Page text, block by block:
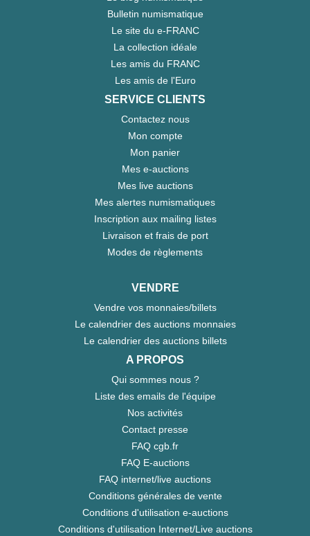
Bulletin numismatique
Le site du e-FRANC
La collection idéale
Les amis du FRANC
Les amis de l'Euro
SERVICE CLIENTS
Contactez nous
Mon compte
Mon panier
Mes e-auctions
Mes live auctions
Mes alertes numismatiques
Inscription aux mailing listes
Livraison et frais de port
Modes de règlements
VENDRE
Vendre vos monnaies/billets
Le calendrier des auctions monnaies
Le calendrier des auctions billets
A PROPOS
Qui sommes nous ?
Liste des emails de l'équipe
Nos activités
Contact presse
FAQ cgb.fr
FAQ E-auctions
FAQ internet/live auctions
Conditions générales de vente
Conditions d'utilisation e-auctions
Conditions d'utilisation Internet/Live auctions